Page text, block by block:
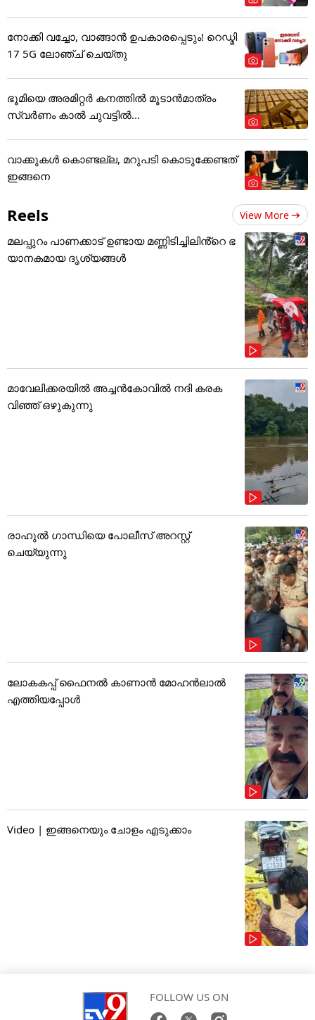
നോക്കി വച്ചോ, വാങ്ങാൻ ഉപകാരപ്പെടും! റെഡ്മി
17 5G ലോഞ്ച് ചെയ്തു
ഭൂമിയെ അരമിറ്റർ കനത്തിൽ മൂടാൻമാത്രം
സ്വർണം കാൽ ചുവട്ടിൽ...
വാക്കുകൾ കൊണ്ടല്ല, മറുപടി കൊടുക്കേണ്ടത്
ഇങ്ങനെ
Reels View More
മലപ്പുറം പാണക്കാട് ഉണ്ടായ മണ്ണിടിച്ചിലിൻ്റെ ഭ
യാനകമായ ദൃശ്യങ്ങൾ
മാവേലിക്കരയിൽ അച്ചൻകോവിൽ നദി കരക
വിഞ്ഞ് ഒഴുകുന്നു
രാഹുൽ ഗാന്ധിയെ പോലീസ് അറസ്റ്റ്
ചെയ്യുന്നു
ലോകകപ്പ് ഫൈനൽ കാണാൻ മോഹൻലാൽ
എത്തിയപ്പോൾ
Video | ഇങ്ങനെയും ചോളം എടുക്കാം
FOLLOW US ON